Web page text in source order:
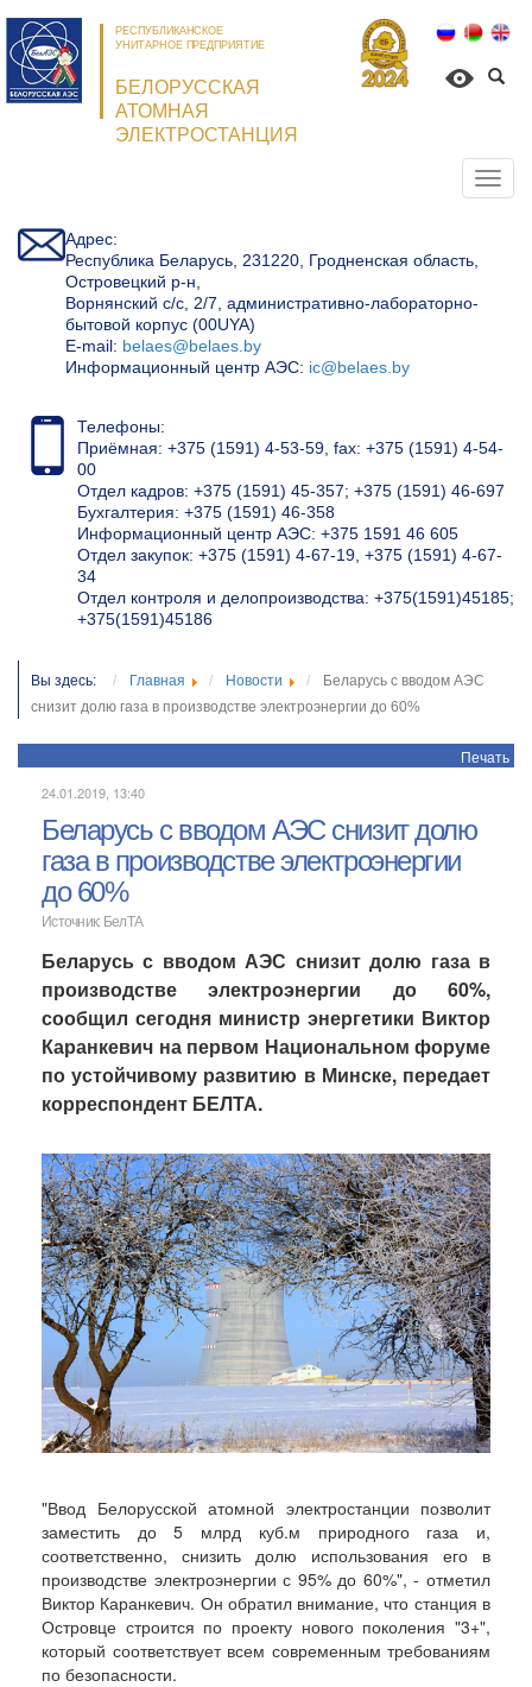
РЕСПУБЛИКАНСКОЕ
УНИТАРНОЕ ПРЕДПРИЯТИЕ
БЕЛОРУССКАЯ
АТОМНАЯ
ЭЛЕКТРОСТАНЦИЯ
Адрес:
Республика Беларусь, 231220, Гродненская область,
Островецкий р-н,
Ворнянский с/с, 2/7, административно-лабораторно-
бытовой корпус (00UYA)
Е-mail: belaes@belaes.by
Информационный центр АЭС: ic@belaes.by
Телефоны:
Приёмная: +375 (1591) 4-53-59, fax: +375 (1591) 4-54-
00
Отдел кадров: +375 (1591) 45-357; +375 (1591) 46-697
Бухгалтерия: +375 (1591) 46-358
Информационный центр АЭС: +375 1591 46 605
Отдел закупок: +375 (1591) 4-67-19, +375 (1591) 4-67-
34
Отдел контроля и делопроизводства: +375(1591)45185;
+375(1591)45186
Вы здесь: Главная Новости
Беларусь с вводом АЭС
снизит долю газа в производстве электроэнергии до 60%
Печать
24.01.2019, 13:40
Беларусь с вводом АЭС снизит долю
газа в производстве электроэнергии
до 60%
Источник: БелТА
Беларусь с вводом АЭС снизит долю газа в
производстве электроэнергии до 60%,
сообщил сегодня министр энергетики Виктор
Каранкевич на первом Национальном форуме
по устойчивому развитию в Минске, передает
корреспондент БЕЛТА.
"Ввод Белорусской атомной электростанции позволит
заместить до 5 млрд куб.м природного газа и,
соответственно, снизить долю использования его в
производстве электроэнергии с 95% до 60%", - отметил
Виктор Каранкевич. Он обратил внимание, что станция в
Островце строится по проекту нового поколения "3+",
который соответствует всем современным требованиям
по безопасности.